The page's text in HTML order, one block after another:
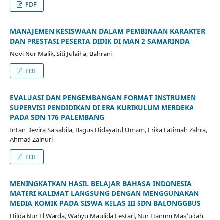
PDF
MANAJEMEN KESISWAAN DALAM PEMBINAAN KARAKTER
DAN PRESTASI PESERTA DIDIK DI MAN 2 SAMARINDA
Novi Nur Malik, Siti Julaiha, Bahrani
PDF
EVALUASI DAN PENGEMBANGAN FORMAT INSTRUMEN
SUPERVISI PENDIDIKAN DI ERA KURIKULUM MERDEKA
PADA SDN 176 PALEMBANG
Intan Devira Salsabila, Bagus Hidayatul Umam, Frika Fatimah Zahra,
Ahmad Zainuri
PDF
MENINGKATKAN HASIL BELAJAR BAHASA INDONESIA
MATERI KALIMAT LANGSUNG DENGAN MENGGUNAKAN
MEDIA KOMIK PADA SISWA KELAS III SDN BALONGGBUS
Hilda Nur El Warda, Wahyu Maulida Lestari, Nur Hanum Mas'udah